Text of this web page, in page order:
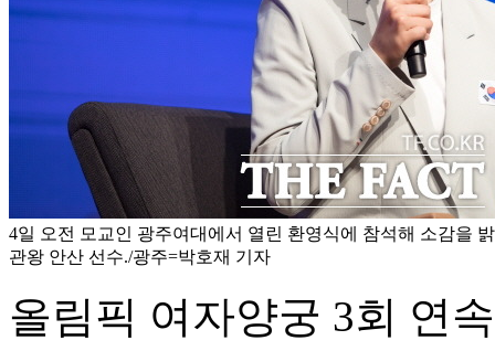
4일 오전 모교인 광주여대에서 열린 환영식에 참석해 소감을
관왕 안산 선수./광주=박호재 기자
올림픽 여자양궁 3회 연